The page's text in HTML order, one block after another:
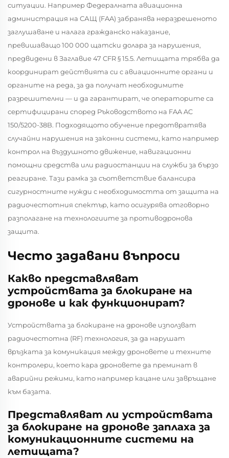
ситуации. Например Федералната авиационна
администрация на САЩ (FAA) забранява неразрешеното
заглушаване и налага гражданско наказание,
превишаващо 100 000 щатски долара за нарушения,
предвидени в Заглавие 47 CFR § 15.5. Летищата трябва да
координират действията си с авиационните органи и
органите на реда, за да получат необходимите
разрешителни — и да гарантират, че операторите са
сертифицирани според Ръководството на FAA AC
150/5200-38B. Подходящото обучение предотвратява
случайни нарушения на законни системи, като например
контрол на въздушното движение, навигационни
помощни средства или радиостанции на служби за бързо
реагиране. Тази рамка за съответствие балансира
сигурностните нужди с необходимостта от защита на
радиочестотния спектър, като осигурява отговорно
разполагане на технологиите за противодронова
защита.
Често задавани въпроси
Какво представляват
устройствата за блокиране на
дронове и как функционират?
Устройствата за блокиране на дронове използват
радиочестотна (RF) технология, за да нарушат
връзката за комуникация между дроновете и техните
контролери, което кара дроновете да преминат в
аварийни режими, като например кацане или завръщане
към базата.
Представляват ли устройствата
за блокиране на дронове заплаха за
комуникационните системи на
летищата?